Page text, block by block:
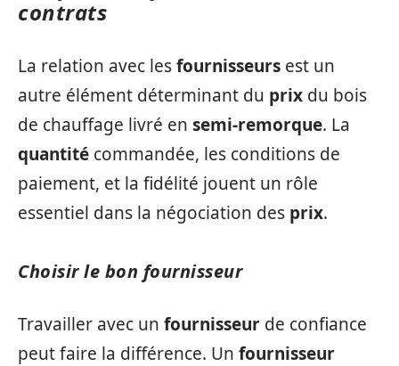
contrats
La relation avec lesfournisseurs est un
autre élément déterminant du prix du bois
de chauffage livré en semi-remorque. La
quantité commandée, les conditions de
paiement, et la fidélité jouent un rôle
essentiel dans la négociation des prix.
Choisir le bon fournisseur
Travailler avec un fournisseur de confiance
peut faire la différence. Un fournisseur